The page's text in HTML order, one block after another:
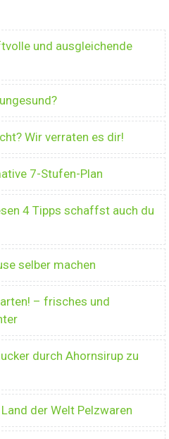
und ausgleichende
Wir verraten es dir!
7-Stufen-Plan
4 Tipps schaffst auch du
selber machen
– frisches und
durch Ahornsirup zu
der Welt Pelzwaren